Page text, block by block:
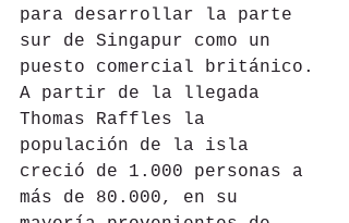
para desarrollar la parte
sur de Singapur como un
puesto comercial británico.
A partir de la llegada
Thomas Raffles la
populación de la isla
creció de 1.000 personas a
más de 80.000, en su